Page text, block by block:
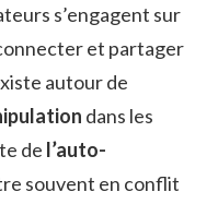
s’engagent sur
et partager
autour de
dans les
de l’auto-
souvent en conflit